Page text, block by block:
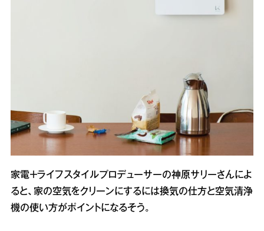
家電＋ライフスタイルプロデューサーの神原サリーさんによ
ると、家の空気をクリーンにするには換気の仕方と空気清浄
機の使い方がポイントになるそう。